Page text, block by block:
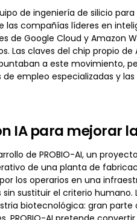
de ingeniería de silicio
compañías líderes en
de Google Cloud y Amazon
Las claves del chip propio
a este movimiento,
empleo especializadas y
IA para mejorar
de PROBIO-AI, un
de una planta de
los operarios en una
sustituir el criterio humano.
biotecnológica: gran